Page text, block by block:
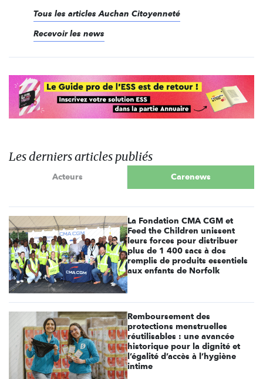
Tous les articles Auchan Citoyenneté
Recevoir les news
Les derniers articles publiés
Acteurs Carenews
La Fondation CMA CGM et
Feed the Children unissent
leurs forces pour distribuer
plus de 1 400 sacs à dos
remplis de produits essentiels
aux enfants de Norfolk
Remboursement des
protections menstruelles
réutilisables : une avancée
historique pour la dignité et
l’égalité d’accès à l’hygiène
intime